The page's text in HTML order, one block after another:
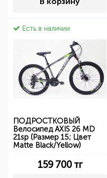
Есть в наличии
ПОДРОСТКОВЫЙ
Велосипед AXIS 26 MD
21sp (Размер 15; Цвет
Matte Black/Yellow)
159 700тг